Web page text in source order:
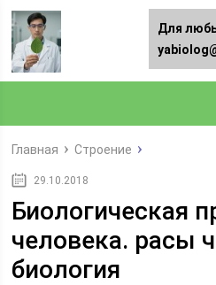
Главная Строение
29.10.2018
Биологическая
человека. расы
биология
Для